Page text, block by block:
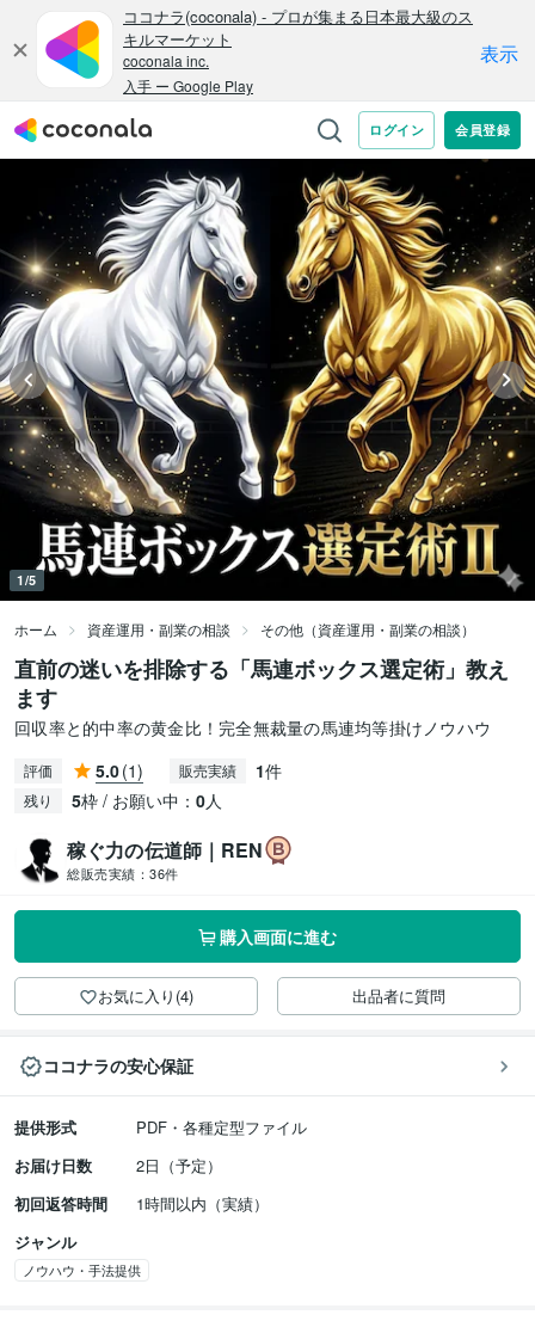
1/5
ホーム 資産運用・副業の相談 その他（資産運用・副業の相談）
直前の迷いを排除する「馬連ボックス選定術」教え
ます
回収率と的中率の黄金比！完全無裁量の馬連均等掛けノウハウ
評価 5.0(1) 販売実績 1件
残り 5枠 / お願い中： 0人
稼ぐ力の伝道師｜REN
総販売実績： 36件
購入画面に進む
お気に入り(4) 出品者に質問
ココナラの安心保証
提供形式
PDF・各種定型ファイル
お届け日数
2日（予定）
初回返答時間
1時間以内（実績）
ジャンル
ノウハウ・手法提供